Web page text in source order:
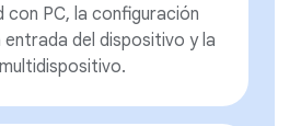
con PC, la configuración
del dispositivo y la